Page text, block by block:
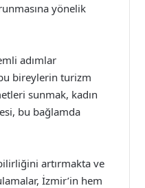
yönelik
adımlar
bireylerin turizm
sunmak, kadın
bu bağlamda
artırmakta ve
İzmir’in hem